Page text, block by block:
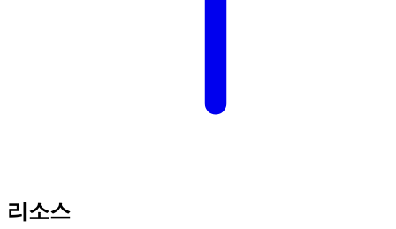
리소스